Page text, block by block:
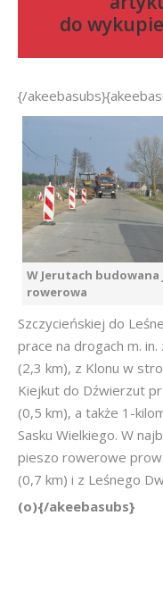
do
{/
W Jerutach
rowerowa
Szczycieńskiej do
prace na drogach m.
(2,3 km), z Klonu w
Kiejkut do Dźwierzut
(0,5 km), a także 1-
Sasku Wielkiego. W
pieszo rowerowe
(0,7 km) i z Leśnego
(o){/akeebasubs}